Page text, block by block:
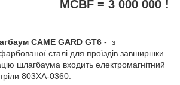
MCBF = 3 000 000 !
CAME GARD GT6 - з
сталі для проїздів завширшки
шлагбаума входить електромагнітний
803XA-0360.